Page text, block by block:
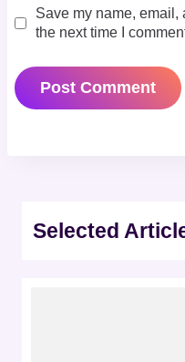
Save my name,
the next time I
Selected